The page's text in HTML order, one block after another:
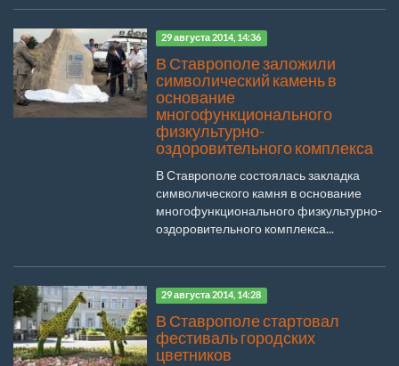
29 августа 2014, 14:36
В Ставрополе заложили
символический камень в
основание
многофункционального
физкультурно-
оздоровительного комплекса
В Ставрополе состоялась закладка
символического камня в основание
многофункционального физкультурно-
оздоровительного комплекса...
29 августа 2014, 14:28
В Ставрополе стартовал
фестиваль городских
цветников